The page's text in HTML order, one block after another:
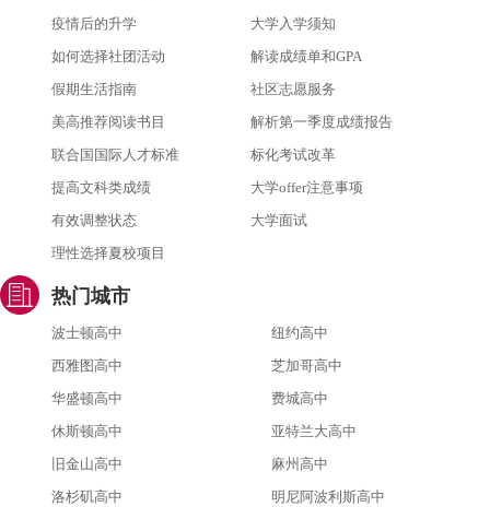
疫情后的升学
大学入学须知
如何选择社团活动
解读成绩单和GPA
假期生活指南
社区志愿服务
美高推荐阅读书目
解析第一季度成绩报告
联合国国际人才标准
标化考试改革
提高文科类成绩
大学offer注意事项
有效调整状态
大学面试
理性选择夏校项目
热门城市
波士顿高中
纽约高中
西雅图高中
芝加哥高中
华盛顿高中
费城高中
休斯顿高中
亚特兰大高中
旧金山高中
麻州高中
洛杉矶高中
明尼阿波利斯高中